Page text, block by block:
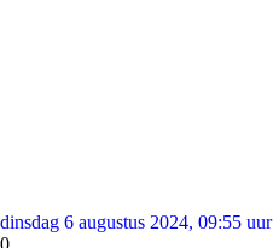
dinsdag 6 augustus 2024, 09:55 uur
0